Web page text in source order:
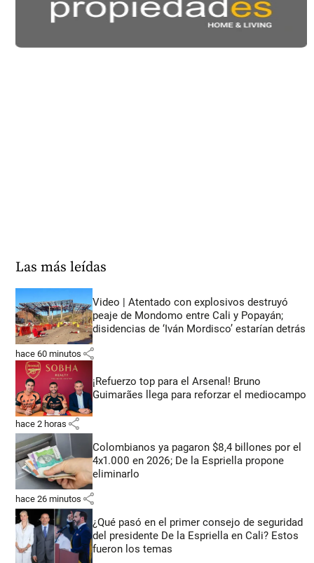
Las más leídas
Video | Atentado con explosivos destruyó
peaje de Mondomo entre Cali y Popayán;
disidencias de ‘Iván Mordisco’ estarían detrás
hace 60 minutos share
¡Refuerzo top para el Arsenal! Bruno
Guimarães llega para reforzar el mediocampo
hace 2 horas share
Colombianos ya pagaron $8,4 billones por el
4x1.000 en 2026; De la Espriella propone
eliminarlo
hace 26 minutos share
¿Qué pasó en el primer consejo de seguridad
del presidente De la Espriella en Cali? Estos
fueron los temas